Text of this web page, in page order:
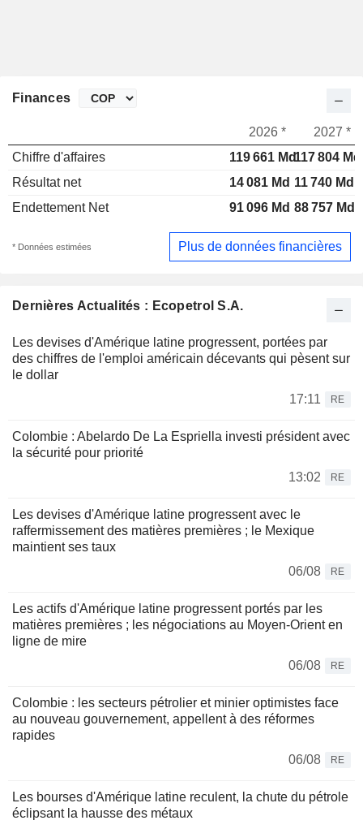
Dernières Actualités : Ecopetrol S.A.
Les devises d'Amérique latine progressent, portées par
des chiffres de l'emploi américain décevants qui pèsent sur
le dollar
17:11
RE
Colombie : Abelardo De La Espriella investi président avec
la sécurité pour priorité
13:02
RE
Les devises d'Amérique latine progressent avec le
raffermissement des matières premières ; le Mexique
maintient ses taux
06/08
RE
Les actifs d'Amérique latine progressent portés par les
matières premières ; les négociations au Moyen-Orient en
ligne de mire
06/08
RE
Colombie : les secteurs pétrolier et minier optimistes face
au nouveau gouvernement, appellent à des réformes
rapides
06/08
RE
Les bourses d'Amérique latine reculent, la chute du pétrole
éclipsant la hausse des métaux
Finances
2026 *
2027 *
Chiffre d'affaires
119 661 Md117 804 Md
Résultat net
14 081 Md 11 740 Md
Endettement Net
91 096 Md 88 757 Md
* Données estimées Plus de données financières